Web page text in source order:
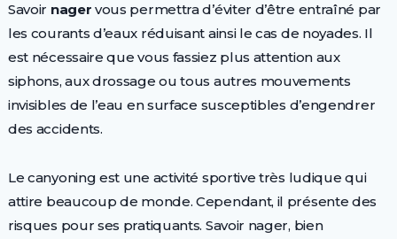
Savoir nager vous permettra d’éviter d’être entraîné par
les courants d’eaux réduisant ainsi le cas de noyades. Il
est nécessaire que vous fassiez plus attention aux
siphons, aux drossage ou tous autres mouvements
invisibles de l’eau en surface susceptibles d’engendrer
des accidents.
Le canyoning est une activité sportive très ludique qui
attire beaucoup de monde. Cependant, il présente des
risques pour ses pratiquants. Savoir nager, bien